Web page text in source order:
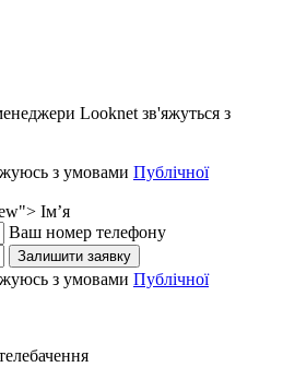
Looknet зв'яжуться з
з умовами Публічної
Ім’я
Ваш номер телефону
Залишити заявку
з умовами Публічної